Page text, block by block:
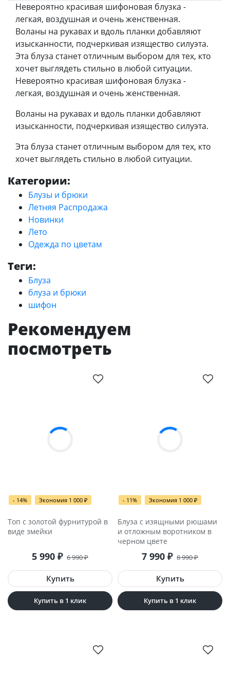
Невероятно красивая шифоновая блузка -
легкая, воздушная и очень женственная.
Воланы на рукавах и вдоль планки добавляют
изысканности, подчеркивая изящество силуэта.
Эта блуза станет отличным выбором для тех, кто
хочет выглядеть стильно в любой ситуации.
Невероятно красивая шифоновая блузка -
легкая, воздушная и очень женственная.
Воланы на рукавах и вдоль планки добавляют
изысканности, подчеркивая изящество силуэта.
Эта блуза станет отличным выбором для тех, кто
хочет выглядеть стильно в любой ситуации.
Категории:
Блузы и брюки
Летняя Распродажа
Новинки
Лето
Одежда по цветам
Теги:
Блуза
блуза и брюки
шифон
Рекомендуем
посмотреть
- 14% Экономия 1 000 ₽
Топ с золотой фурнитурой в
виде змейки
5 990 ₽ 6 990₽
Купить в 1 клик
- 11% Экономия 1 000 ₽
Блуза с изящными рюшами
и отложным воротником в
черном цвете
7 990 ₽ 8 990₽
Купить в 1 клик